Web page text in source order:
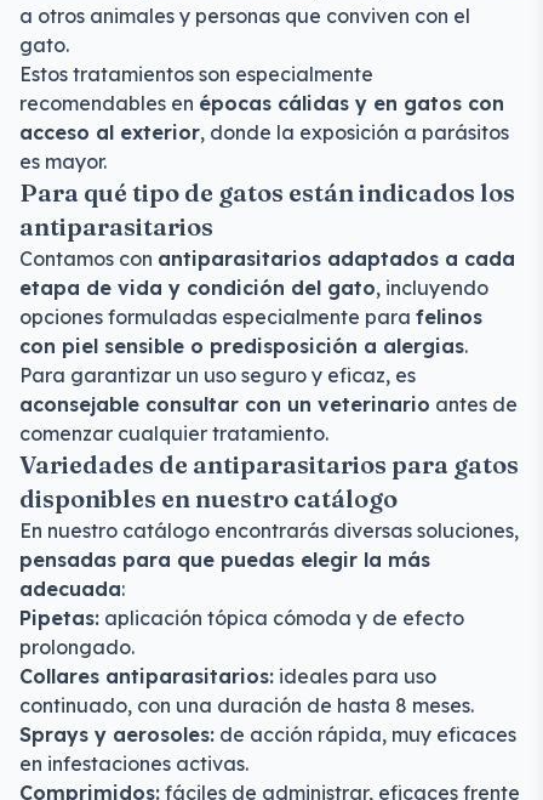
a otros animales y personas que conviven con el
gato.
Estos tratamientos son especialmente
recomendables en épocas cálidas y en gatos con
acceso al exterior, donde la exposición a parásitos
es mayor.
Para qué tipo de gatos están indicados los
antiparasitarios
Contamos con antiparasitarios adaptados a cada
etapa de vida y condición del gato, incluyendo
opciones formuladas especialmente para felinos
con piel sensible o predisposición a alergias.
Para garantizar un uso seguro y eficaz, es
aconsejable consultar con un veterinario antes de
comenzar cualquier tratamiento.
Variedades de antiparasitarios para gatos
disponibles en nuestro catálogo
En nuestro catálogo encontrarás diversas soluciones,
pensadas para que puedas elegir la más
adecuada:
Pipetas: aplicación tópica cómoda y de efecto
prolongado.
Collares antiparasitarios: ideales para uso
continuado, con una duración de hasta 8 meses.
Sprays y aerosoles: de acción rápida, muy eficaces
en infestaciones activas.
Comprimidos: fáciles de administrar, eficaces frente